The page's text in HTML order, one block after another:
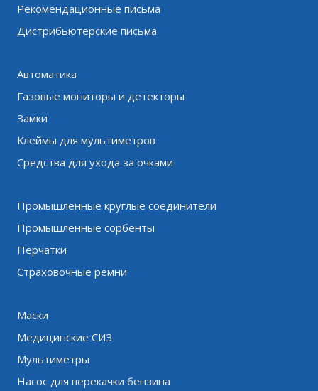
Рекомендационные письма
Дистрибьютерские письма
Автоматика
Газовые мониторы и детекторы
Замки
Клеймы для мультиметров
Средства для ухода за очками
Промышленные круглые соединители
Промышленные сорбенты
Перчатки
Страховочные ремни
Маски
Медицинские СИЗ
Мультиметры
Насос для перекачки бензина